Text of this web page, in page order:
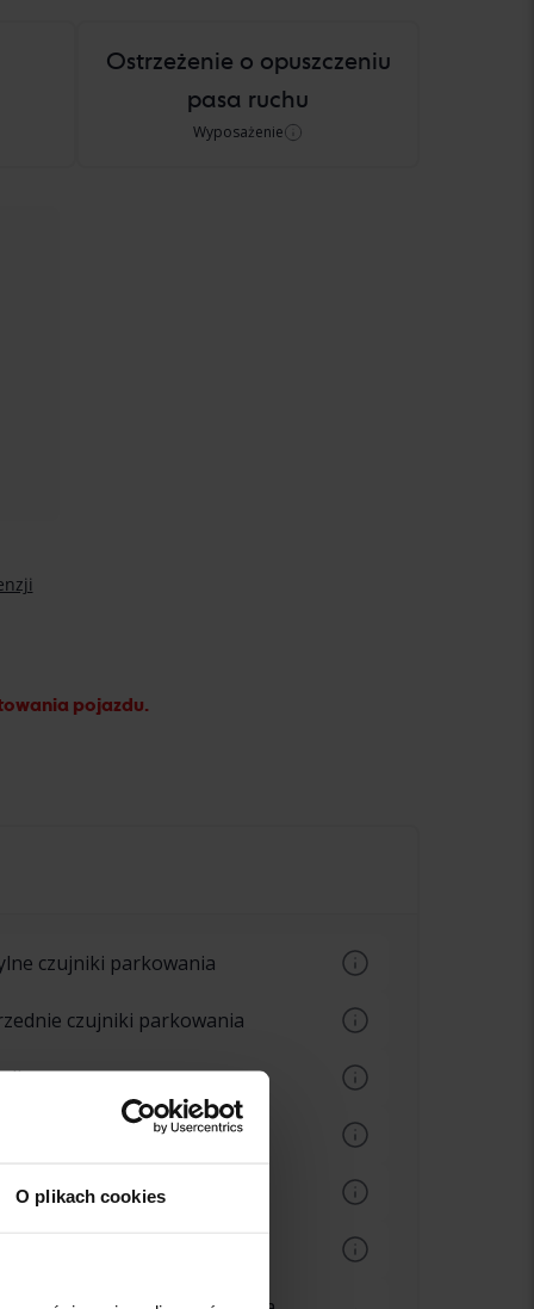
O plikach cookies
Ostrzeżenie o opuszczeniu
pasa ruchu
Wyposażenie
pojazdu.
czujniki parkowania
tylnego zderzaka ostrzegające o
za samochodem
czujniki parkowania
przed samochodem
radiowy
kierownicy
deszczu
wycieraczki przedniej szyby,